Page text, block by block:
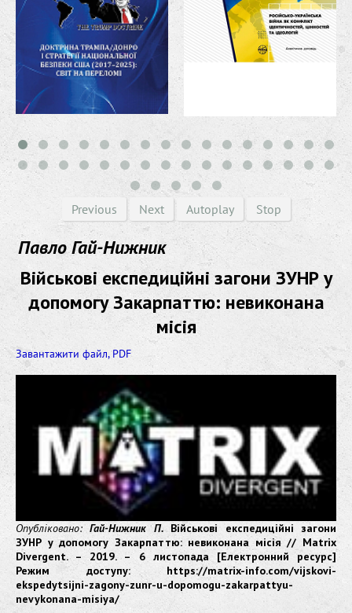
Previous Next Autoplay Stop
Павло Гай-Нижник
Військові експедиційні загони ЗУНР у
допомогу Закарпаттю: невиконана
місія
Завантажити файл, PDF
Опубліковано: Гай-Нижник П. Військові експедиційні загони
ЗУНР у допомогу Закарпаттю: невиконана місія // Matrix
Divergent. – 2019. – 6 листопада [Електронний ресурс]
Режим доступу: https://matrix-info.com/vijskovi-
ekspedytsijni-zagony-zunr-u-dopomogu-zakarpattyu-
nevykonana-misiya/